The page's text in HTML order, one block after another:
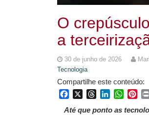
O
a
30 de junho de 2026
Tecnologia
Compartilhe este conteúdo:
FacebookThreadsLinkedIn
Até que ponto as